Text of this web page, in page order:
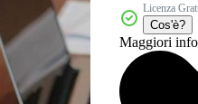
Licenza
Cos'è?
Maggiori